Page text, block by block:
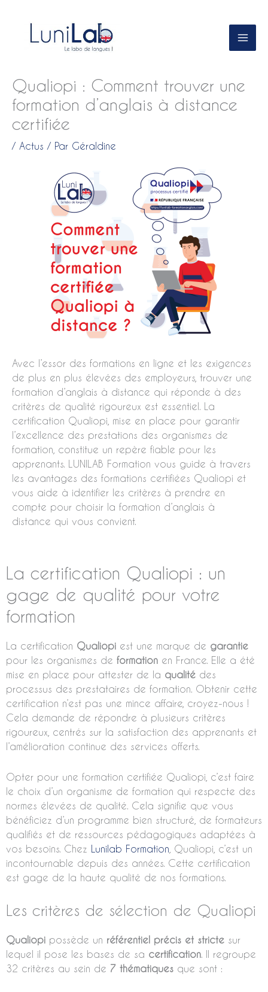
Qualiopi : Comment trouver une
formation d’anglais à distance
certifiée
/ Actus / Par Géraldine
Avec l’essor des formations en ligne et les exigences
de plus en plus élevées des employeurs, trouver une
formation d’anglais à distance qui réponde à des
critères de qualité rigoureux est essentiel. La
certification Qualiopi, mise en place pour garantir
l’excellence des prestations des organismes de
formation, constitue un repère fiable pour les
apprenants. LUNILAB Formation vous guide à travers
les avantages des formations certifiées Qualiopi et
vous aide à identifier les critères à prendre en
compte pour choisir la formation d’anglais à
distance qui vous convient.
La certification Qualiopi : un
gage de qualité pour votre
formation
La certification Qualiopi est une marque de garantie
pour les organismes de formation en France. Elle a été
mise en place pour attester de la qualité des
processus des prestataires de formation. Obtenir cette
certification n’est pas une mince affaire, croyez-nous !
Cela demande de répondre à plusieurs critères
rigoureux, centrés sur la satisfaction des apprenants et
l’amélioration continue des services offerts.
Opter pour une formation certifiée Qualiopi, c’est faire
le choix d’un organisme de formation qui respecte des
normes élevées de qualité. Cela signifie que vous
bénéficiez d’un programme bien structuré, de formateurs
qualifiés et de ressources pédagogiques adaptées à
vos besoins. Chez Lunilab Formation , Qualiopi, c’est un
incontournable depuis des années. Cette certification
est gage de la haute qualité de nos formations.
Les critères de sélection de Qualiopi
Qualiopi possède un référentiel précis et stricte sur
lequel il pose les bases de sa certification. Il regroupe
32 critères au sein de 7 thématiques que sont :